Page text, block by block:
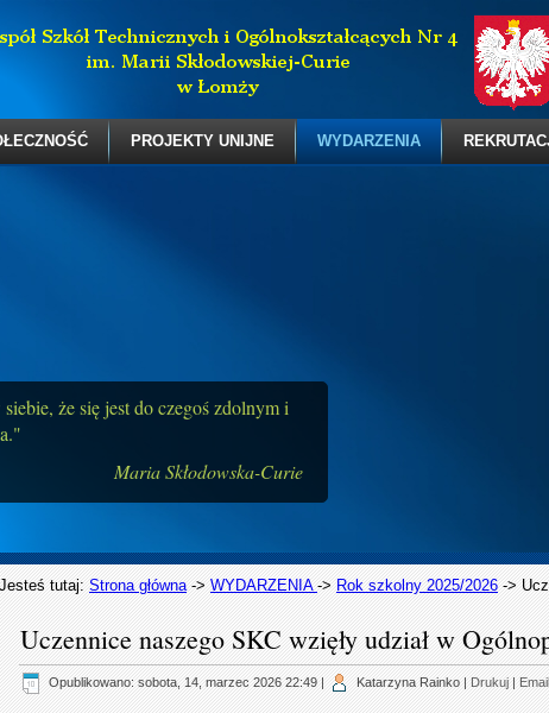
że się jest do czegoś zdolnym i
Maria Skłodowska-Curie
PROJEKTY UNIJNE WYDARZENIA
Jesteś tutaj: Strona główna-> WYDARZENIA -> Rok szkolny 2025/2026 ->
Uczennice naszego SKC wzięły udział w
Opublikowano: sobota, 14, marzec 2026 22:49 | Katarzyna Rainko | Drukuj | Email